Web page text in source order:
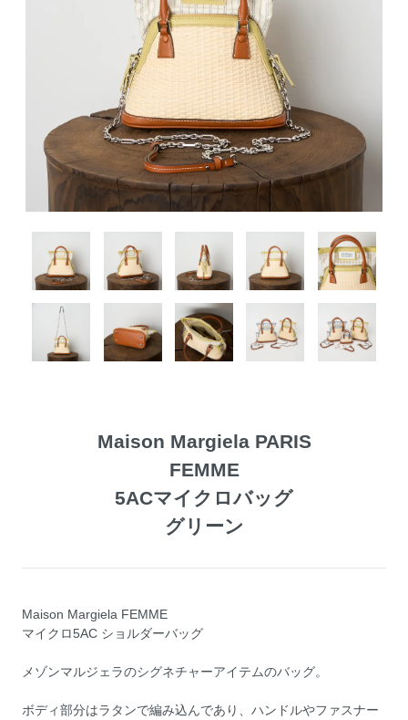
Maison Margiela PARIS
FEMME
5ACマイクロバッグ
グリーン
Maison Margiela FEMME
マイクロ5AC ショルダーバッグ
メゾンマルジェラのシグネチャーアイテムのバッグ。
ボディ部分はラタンで編み込んであり、ハンドルやファスナー